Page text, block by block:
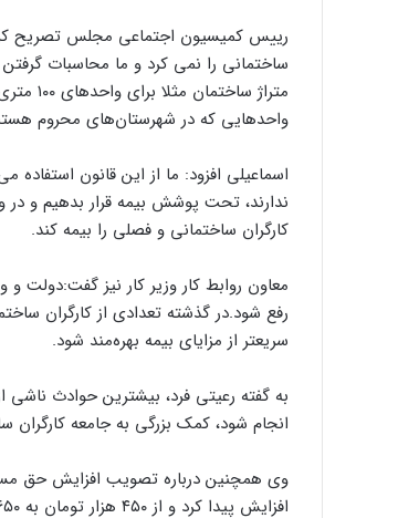
رییس کمیسیون اجتماعی مجلس تصریح
ساختمانی را نمی کرد و ما محاسبات گرفتن
متراژ
واحدهایی که در شهرستان‌های محروم
ندارند، تحت پوشش بیمه قرار بدهیم و
کارگران ساختمانی و فصلی را بیمه کند.
معاون روابط کار وزیر کار نیز گفت:دولت و
رفع شود.در گذشته تعدادی از کارگران
سریعتر از مزایای بیمه بهره‌مند شود.
به گفته رعیتی فرد، بیشترین حوادث ناشی
انجام شود، کمک بزرگی به جامعه کارگران
وی همچنین درباره تصویب افزایش حق